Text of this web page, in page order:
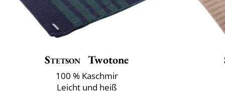
Stetson Twotone
100 % Kaschmir
Leicht und heiß